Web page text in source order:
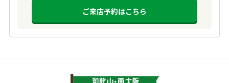
ご来店予約はこちら